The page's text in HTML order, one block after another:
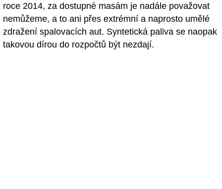
roce 2014, za dostupné masám je nadále považovat
nemůžeme, a to ani přes extrémní a naprosto umělé
zdražení spalovacích aut. Syntetická paliva se naopak
takovou dírou do rozpočtů být nezdají.